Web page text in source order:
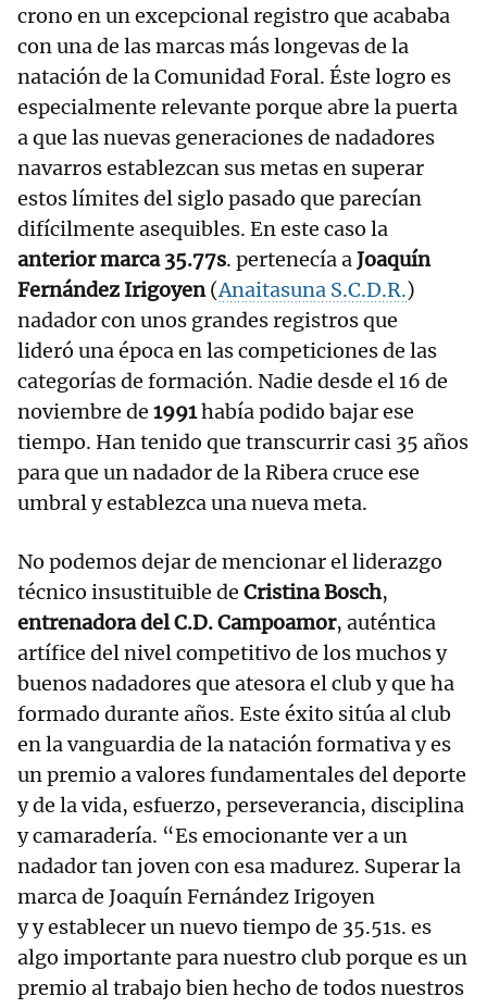
crono en un excepcional registro que acababa
con una de las marcas más longevas de la
natación de la Comunidad Foral. Éste logro es
especialmente relevante porque abre la puerta
a que las nuevas generaciones de nadadores
navarros establezcan sus metas en superar
estos límites del siglo pasado que parecían
difícilmente asequibles. En este caso la
anterior marca 35.77s. pertenecía aJoaquín
Fernández Irigoyen(Anaitasuna S.C.D.R.)
nadador con unos grandes registros que
lideró una época en las competiciones de las
categorías de formación. Nadie desde el 16 de
noviembre de 1991había podido bajar ese
tiempo. Han tenido que transcurrir casi 35 años
para que un nadador de la Ribera cruce ese
umbral y establezca una nueva meta.
No podemos dejar de mencionar el liderazgo
técnico insustituible de Cristina Bosch,
entrenadora del C.D. Campoamor, auténtica
artífice del nivel competitivo de los muchos y
buenos nadadores que atesora el club y que ha
formado durante años. Este éxito sitúa al club
en la vanguardia de la natación formativa y es
un premio a valores fundamentales del deporte
y de la vida, esfuerzo, perseverancia, disciplina
y camaradería. “Es emocionante ver a un
nadador tan joven con esa madurez. Superar la
marca de Joaquín Fernández Irigoyen
y y establecer un nuevo tiempo de 35.51s. es
algo importante para nuestro club porque es un
premio al trabajo bien hecho de todos nuestros